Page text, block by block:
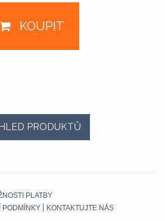
KOUPIT
PRODUKTŮ
PLATBY
PODMÍNKY
KONTAKTUJTE NÁS